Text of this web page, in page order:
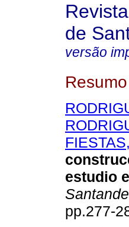
de
versão
Resumo
estudio
pp.277-